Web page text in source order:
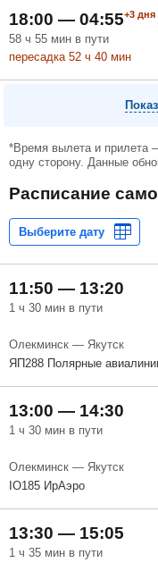
18:00 — 04:55+3 дня
58 ч 55 мин в пути
пересадка 52 ч 40 мин
*Время вылета и прилета
одну сторону. Данные
Расписание
11:50 — 13:20
1 ч 30 мин в пути
Олекминск — Якутск
ЯП288 Полярные
13:00 — 14:30
1 ч 30 мин в пути
Олекминск — Якутск
IO185 ИрАэро
13:30 — 15:05
1 ч 35 мин в пути